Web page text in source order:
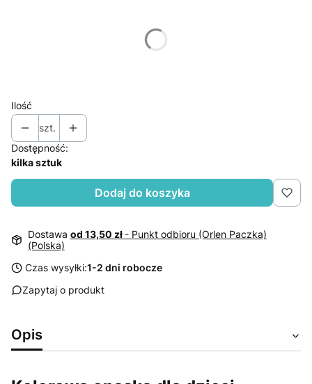
Ilość
szt.
Dostępność:
kilka sztuk
Dodaj do koszyka
Dostawa od 13,50 zł - Punkt odbioru (Orlen Paczka)
(Polska)
Czas wysyłki:1-2 dni robocze
Zapytaj o produkt
Opis